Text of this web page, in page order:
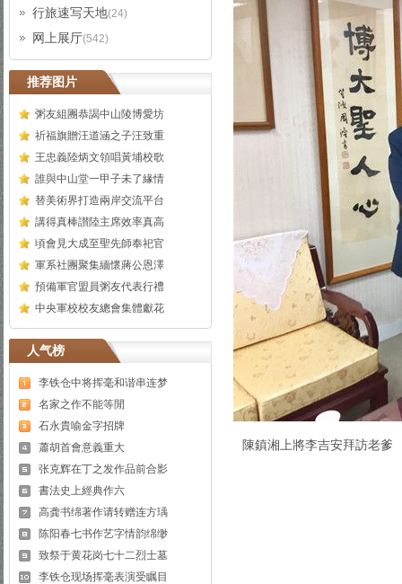
行旅速写天地(24)
网上展厅(542)
推荐图片
粥友組團恭謁中山陵博愛坊
祈福旗贈汪道涵之子汪致重
王忠義陸炳文領唱黃埔校歌
誰與中山堂一甲子未了緣情
替美術界打造兩岸交流平台
講得真棒讃陸主席效率真高
頃會見大成至聖先師奉祀官
軍系社團聚集緬懷蔣公恩澤
預備軍官盟員粥友代表行禮
中央軍校校友總會集體獻花
人气榜
李铁仓中将挥毫和谐串连梦
名家之作不能等閒
石永貴喻金字招牌
蕭胡首會意義重大
张克辉在丁之发作品前合影
書法史上經典作六
高龚书绵著作请转赠连方瑀
陈阳春七书作艺字情韵绵缈
致祭于黄花岗七十二烈士墓
李铁仓现场挥毫表演受瞩目
陳鎮湘上將李吉安拜訪老爹